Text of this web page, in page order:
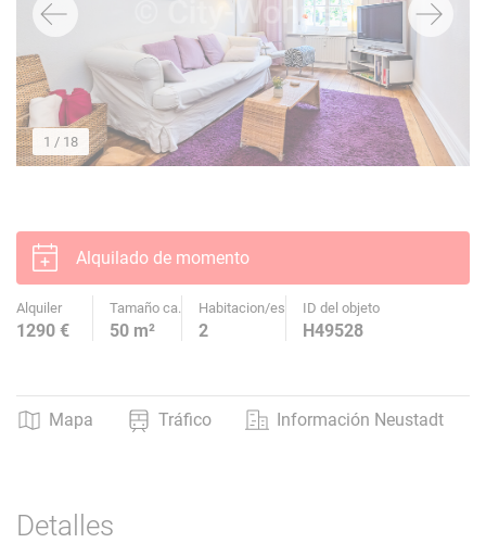
1 / 18
Alquilado de momento
Alquiler Tamaño ca. Habitacion/es ID del objeto
1290 € 50 m² 2 H49528
Mapa Tráfico Información Neustadt
Detalles